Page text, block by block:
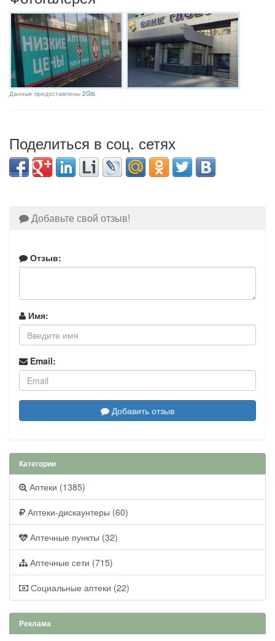
Данные предоставлены 2Gis
Поделиться в соц. сетях
Добавьте свой отзыв!
Отзыв:
Имя:
Email:
Добавить отзыв
Категории
Аптеки (1385)
Аптеки-дискаунтеры (60)
Аптечные пункты (32)
Аптечные сети (715)
Социальные аптеки (22)
Реклама